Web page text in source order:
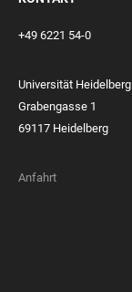
+49 6221 54-0
Universität Heidelberg
Grabengasse 1
69117 Heidelberg
Anfahrt